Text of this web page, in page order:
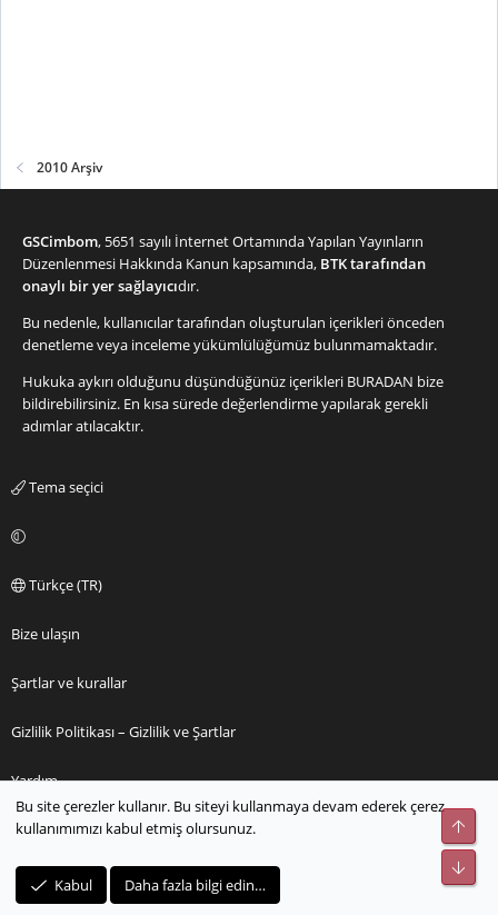
2010 Arşiv
GSCimbom, 5651 sayılı İnternet Ortamında Yapılan Yayınların
Düzenlenmesi Hakkında Kanun kapsamında, BTK tarafından
onaylı bir yer sağlayıcıdır.
Bu nedenle, kullanıcılar tarafından oluşturulan içerikleri önceden
denetleme veya inceleme yükümlülüğümüz bulunmamaktadır.
Hukuka aykırı olduğunu düşündüğünüz içerikleri BURADAN bize
bildirebilirsiniz. En kısa sürede değerlendirme yapılarak gerekli
adımlar atılacaktır.
Tema seçici
Türkçe (TR)
Bize ulaşın
Şartlar ve kurallar
Gizlilik Politikası – Gizlilik ve Şartlar
Yardım
Ana sayfa
S
Bu site çerezler kullanır. Bu siteyi kullanmaya devam ederek çerez
kullanımımızı kabul etmiş olursunuz.
Kabul Daha fazla bilgi edin…